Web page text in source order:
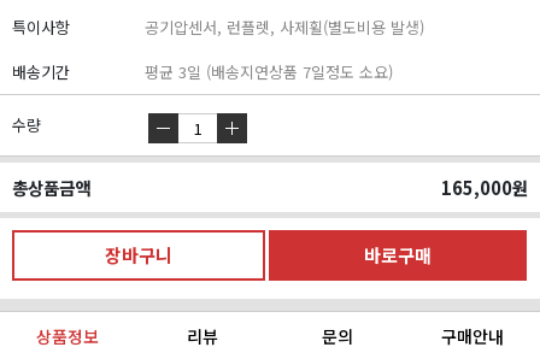
특이사항
공기압센서, 런플렛, 사제휠(별도비용 발생)
배송기간
평균 3일 (배송지연상품 7일정도 소요)
수량
총상품금액 165,000원
상품정보 리뷰 문의 구매안내